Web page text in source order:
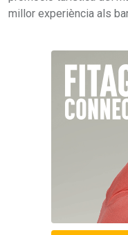
millor experiència als